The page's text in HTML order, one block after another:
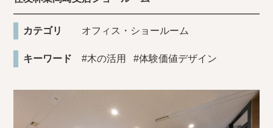
カテゴリ オフィス・ショールーム
キーワード #木の活用 #体験価値デザイン